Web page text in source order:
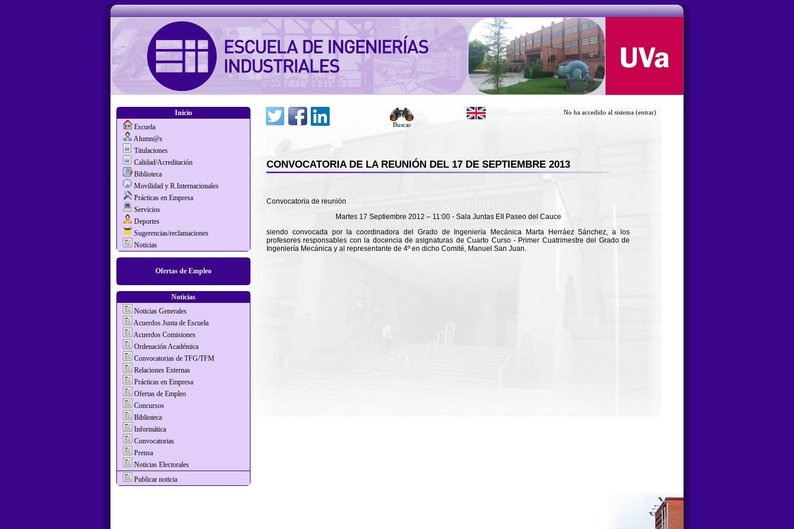
Inicio
Escuela
Alumn@s
Titulaciones
Calidad/Acreditación
Biblioteca
Movilidad y R.Internacionales
Prácticas en Empresa
Servicios
Deportes
Sugerencias/reclamaciones
Noticias
Ofertas de Empleo
Noticias
Noticias Generales
Acuerdos Junta de Escuela
Acuerdos Comisiones
Ordenación Académica
Convocatorias de TFG/TFM
Relaciones Externas
Prácticas en Empresa
Ofertas de Empleo
Concursos
Biblioteca
Informática
Convocatorias
Prensa
Noticias Electorales
Publicar noticia
Buscar
No ha accedido al sistema (entrar)
CONVOCATORIA DE LA REUNIÓN DEL 17 DE SEPTIEMBRE 2013
Convocatoria de reunión
Martes 17 Septiembre 2012 – 11:00 - Sala Juntas EII Paseo del Cauce
siendo convocada por la coordinadora del Grado de Ingeniería Mecánica Marta Herráez Sánchez, a los
profesores responsables con la docencia de asignaturas de Cuarto Curso - Primer Cuatrimestre del Grado de
Ingeniería Mecánica y al representante de 4º en dicho Comité, Manuel San Juan.